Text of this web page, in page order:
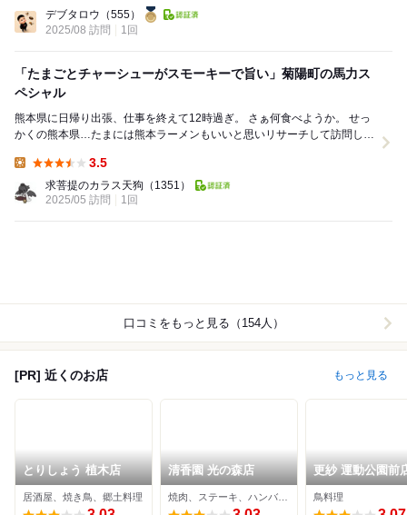
デブタロウ （555）
2025/08 訪問
1回
「たまごとチャーシューがスモーキーで旨い」菊陽町の馬力ス
ペシャル
熊本県に日帰り出張、仕事を終えて12時過ぎ。 さぁ何食べようか。 せっ
かくの熊本県…たまには熊本ラーメンもいいと思いリサーチして訪問した
3.5
求菩提のカラス天狗 （1351）
2025/05 訪問
1回
口コミをもっと見る（154人）
[PR] 近くのお店 もっと見る
とりしょう 植木店
居酒屋、焼き鳥、郷土料理
清香園 光の森店 更紗 運動公園前
鳥料理